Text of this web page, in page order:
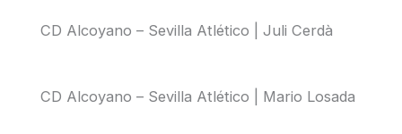
CD Alcoyano – Sevilla Atlético | Juli Cerdà
CD Alcoyano – Sevilla Atlético | Mario Losada